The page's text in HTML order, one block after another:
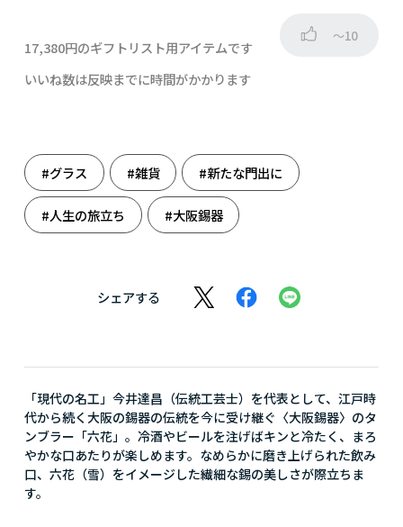
17,380円のギフトリスト用アイテムです
～10
いいね数は反映までに時間がかかります
#グラス #雑貨 #新たな門出に
#人生の旅立ち #大阪錫器
シェアする
「現代の名工」今井達昌（伝統工芸士）を代表として、江戸時
代から続く大阪の錫器の伝統を今に受け継ぐ〈大阪錫器〉のタ
ンブラー「六花」。冷酒やビールを注げばキンと冷たく、まろ
やかな口あたりが楽しめます。なめらかに磨き上げられた飲み
口、六花（雪）をイメージした繊細な錫の美しさが際立ちま
す。